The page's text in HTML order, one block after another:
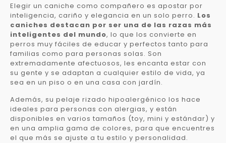
Elegir un caniche como compañero es apostar por
inteligencia, cariño y elegancia en un solo perro. Los
caniches destacan por ser una de las razas más
inteligentes del mundo, lo que los convierte en
perros muy fáciles de educar y perfectos tanto para
familias como para personas solas. Son
extremadamente afectuosos, les encanta estar con
su gente y se adaptan a cualquier estilo de vida, ya
sea en un piso o en una casa con jardín.
Además, su pelaje rizado hipoalergénico los hace
ideales para personas con alergias, y están
disponibles en varios tamaños (toy, mini y estándar) y
en una amplia gama de colores, para que encuentres
el que más se ajuste a tu estilo y personalidad.